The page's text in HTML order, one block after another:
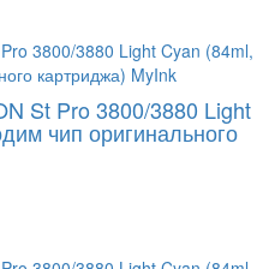
St Pro 3800/3880 Light
чип оригинального